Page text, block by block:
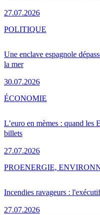
27.07.2026
Une enclave espagnole
la mer
30.07.2026
POLITIQUE
L’euro en mèmes : quand les
billets
27.07.2026
ÉCONOMIE
Incendies ravageurs :
27.07.2026
PROENERGIE,